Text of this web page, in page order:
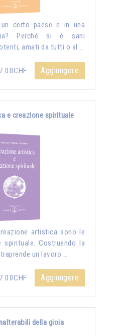
certo paese e in una
Perché si è sani
amati da tutti o al …
Aggiungere
e creazione spirituale
artistica sono le
spirituale. Costruendo la
un lavoro …
Aggiungere
della gioia